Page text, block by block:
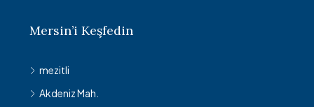
Mersin’i Keşfedin
mezitli
Akdeniz Mah.